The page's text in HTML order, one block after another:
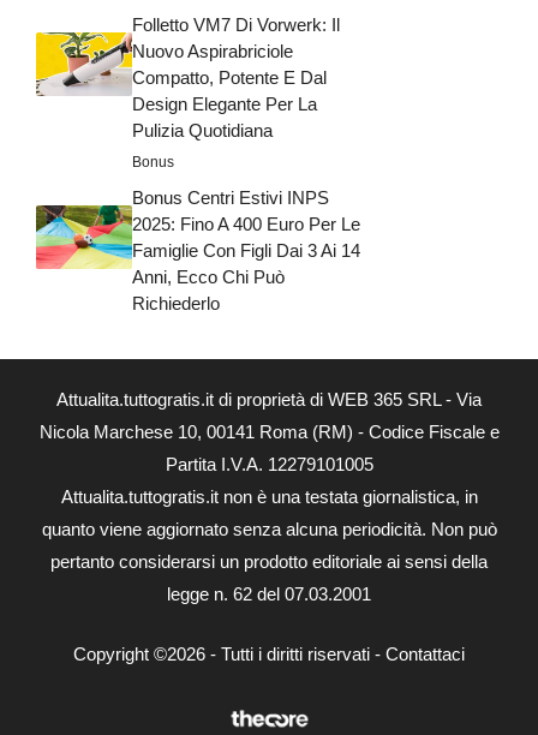
Folletto VM7 Di Vorwerk: Il
Nuovo Aspirabriciole
Compatto, Potente E Dal
Design Elegante Per La
Pulizia Quotidiana
Bonus
Bonus Centri Estivi INPS
2025: Fino A 400 Euro Per Le
Famiglie Con Figli Dai 3 Ai 14
Anni, Ecco Chi Può
Richiederlo
Attualita.tuttogratis.it di proprietà di WEB 365 SRL - Via
Nicola Marchese 10, 00141 Roma (RM) - Codice Fiscale e
Partita I.V.A. 12279101005
Attualita.tuttogratis.it non è una testata giornalistica, in
quanto viene aggiornato senza alcuna periodicità. Non può
pertanto considerarsi un prodotto editoriale ai sensi della
legge n. 62 del 07.03.2001
Copyright ©2026 - Tutti i diritti riservati - Contattaci